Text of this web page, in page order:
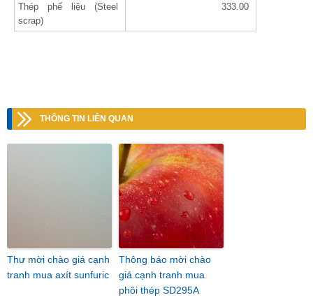
Thép phế liệu (Steel
scrap)
333.00
THÔNG TIN LIÊN QUAN
Thư mời chào giá cạnh
tranh mua axít sunfuric
Thông báo mời chào
giá cạnh tranh mua
phôi thép SD295A